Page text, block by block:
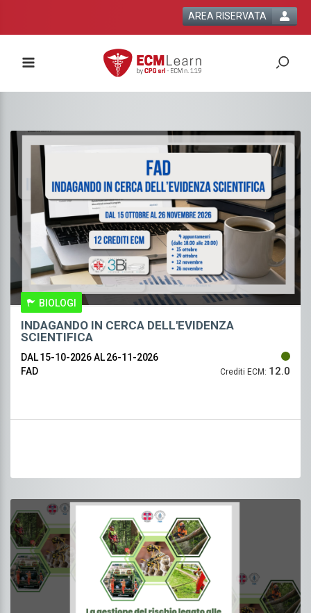
AREA RISERVATA
BIOLOGI
INDAGANDO IN CERCA DELL'EVIDENZA
SCIENTIFICA
DAL 15-10-2026AL 26-11-2026
FAD
Crediti ECM: 12.0